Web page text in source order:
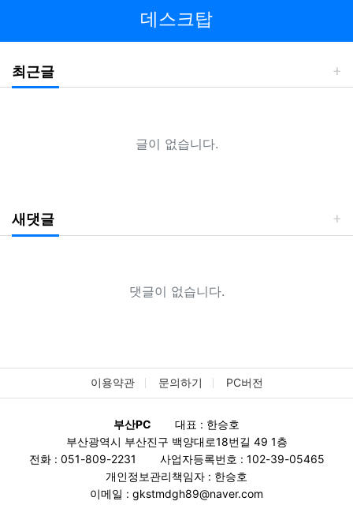
데스크탑
최근글
글이 없습니다.
새댓글
댓글이 없습니다.
이용약관 문의하기 PC버전
부산PC
대표 : 한승호
부산광역시 부산진구 백양대로18번길 49 1층
전화 : 051-809-2231
사업자등록번호 : 102-39-05465
개인정보관리책임자 : 한승호
이메일 : gkstmdgh89@naver.com